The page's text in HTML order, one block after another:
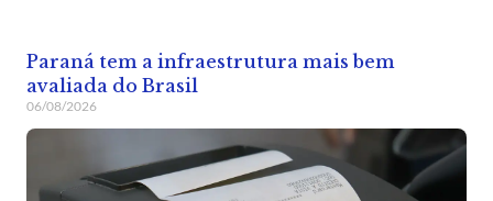
Paraná tem a infraestrutura mais bem
avaliada do Brasil
06/08/2026